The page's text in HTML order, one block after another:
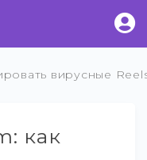
вирусные
как